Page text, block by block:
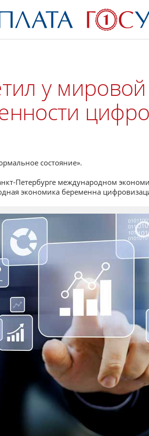
у
состояние».
Петербурге международном
экономика беременна